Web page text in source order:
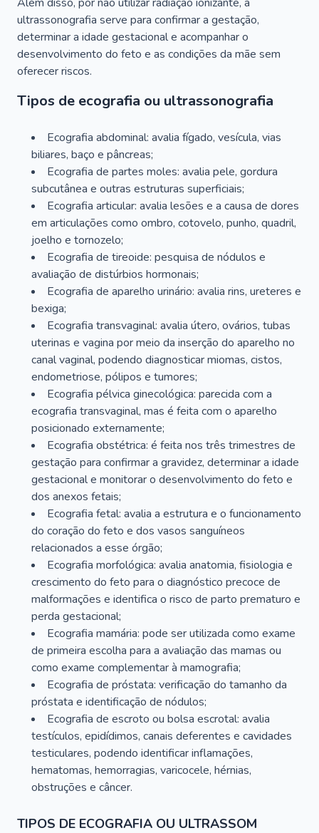
ultrassonografia serve para confirmar a gestação,
determinar a idade gestacional e acompanhar o
desenvolvimento do feto e as condições da mãe sem
oferecer riscos.
Tipos de ecografia ou ultrassonografia
Ecografia abdominal: avalia fígado, vesícula, vias
biliares, baço e pâncreas;
Ecografia de partes moles: avalia pele, gordura
subcutânea e outras estruturas superficiais;
Ecografia articular: avalia lesões e a causa de dores
em articulações como ombro, cotovelo, punho, quadril,
joelho e tornozelo;
Ecografia de tireoide: pesquisa de nódulos e
avaliação de distúrbios hormonais;
Ecografia de aparelho urinário: avalia rins, ureteres e
bexiga;
Ecografia transvaginal: avalia útero, ovários, tubas
uterinas e vagina por meio da inserção do aparelho no
canal vaginal, podendo diagnosticar miomas, cistos,
endometriose, pólipos e tumores;
Ecografia pélvica ginecológica: parecida com a
ecografia transvaginal, mas é feita com o aparelho
posicionado externamente;
Ecografia obstétrica: é feita nos três trimestres de
gestação para confirmar a gravidez, determinar a idade
gestacional e monitorar o desenvolvimento do feto e
dos anexos fetais;
Ecografia fetal: avalia a estrutura e o funcionamento
do coração do feto e dos vasos sanguíneos
relacionados a esse órgão;
Ecografia morfológica: avalia anatomia, fisiologia e
crescimento do feto para o diagnóstico precoce de
malformações e identifica o risco de parto prematuro e
perda gestacional;
Ecografia mamária: pode ser utilizada como exame
de primeira escolha para a avaliação das mamas ou
como exame complementar à mamografia;
Ecografia de próstata: verificação do tamanho da
próstata e identificação de nódulos;
Ecografia de escroto ou bolsa escrotal: avalia
testículos, epidídimos, canais deferentes e cavidades
testiculares, podendo identificar inflamações,
hematomas, hemorragias, varicocele, hérnias,
obstruções e câncer.
TIPOS DE ECOGRAFIA OU ULTRASSOM